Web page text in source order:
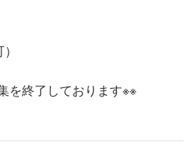
を終了しております※※​